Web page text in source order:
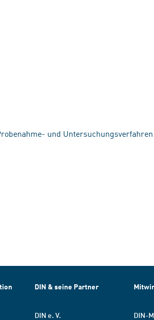
und Untersuchungsverfahren
DIN & seine Partner
DIN e. V. DIN-